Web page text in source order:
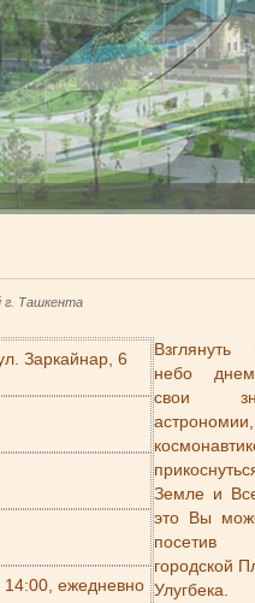
г. Ташкента
Заркайнар, 6
ежедневно
Взглянуть
небо
свои
астрономии,
Земле и
это Вы
посетив
городской
Улугбека.